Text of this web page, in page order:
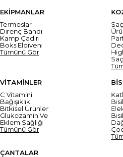
EKİPMANLAR
Termoslar
Direnç Bandı
Kamp Çadırı
Boks Eldiveni
Tümünü Gör
VİTAMİNLER
C Vitamini
Bağışıklık
Bitkisel Ürünler
Glukozamin Ve
Eklem Sağlığı
Tümünü Gör
ÇANTALAR